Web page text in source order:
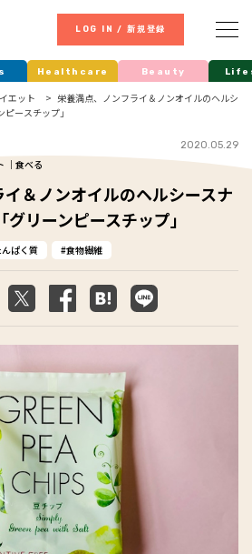
LOG IN / 新規登録
Healthcare Beauty
エット
栄養満点、ノンフライ＆ノンオイルのヘルシ
ースチップ」
｜食べる
2020.05.29
＆ノンオイルのヘルシースナ
リーンピースチップ」
んぱく質 食物繊維